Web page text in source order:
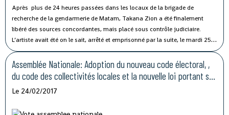
Après plus de 24 heures passées dans les locaux de la brigade de
recherche de la gendarmerie de Matam, Takana Zion a été finalement
libéré des sources concordantes, mais placé sous contrôle judiciaire.
L’artiste avait été on le sait, arrêté et emprisonné par la suite, le mardi 25
juillet 2017, lors du carnaval qu’il avait initié avec plusieurs autres artistes
guinéens, pour disent-ils dénoncer la malgouvernance et signifier par la
même occasion, leur opposition farouche aux velléités de 3ème mandat
Assemblée Nationale: Adoption du nouveau code électoral, ,
du code des collectivités locales et la nouvelle loi portant sur
la cour suprême
Le 24/02/2017